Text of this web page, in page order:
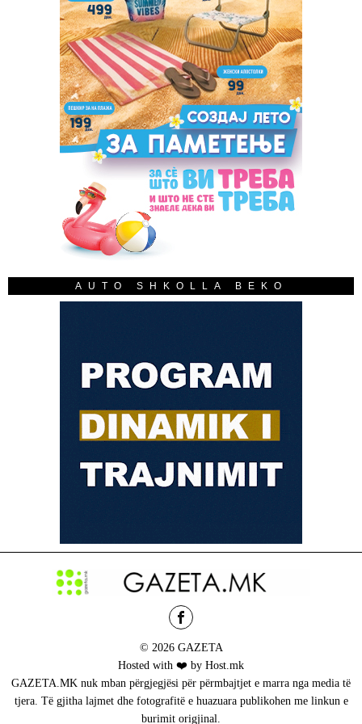
AUTO SHKOLLA BEKO
© 2026 GAZETA
Hosted with ❤️ by Host.mk
GAZETA.MK nuk mban përgjegjësi për përmbajtjet e marra nga media të
tjera. Të gjitha lajmet dhe fotografitë e huazuara publikohen me linkun e
burimit origjinal.